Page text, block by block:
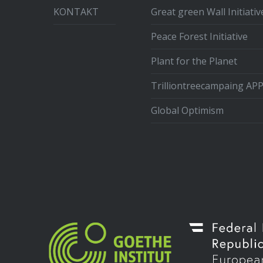
KONTAKT
Great green Wall
Peace Forest Initiative
Plant for the Planet
Trilliontreecampaing APP
Global Optimism